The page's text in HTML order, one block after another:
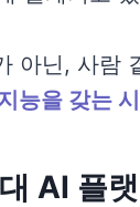
아닌, 사람
능을 갖는
AI 플